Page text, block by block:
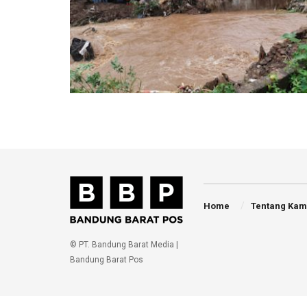
© PT. Bandung Barat Media |
Bandung Barat Pos
Home Tentang